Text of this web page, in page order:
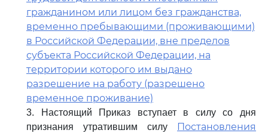
гражданином или лицом без гражданства,
временно пребывающими (проживающими)
в Российской Федерации, вне пределов
субъекта Российской Федерации, на
территории которого им выдано
разрешение на работу (разрешено
временное проживание)
3. Настоящий Приказ вступает в силу со дня
признания утратившим силу
Постановления